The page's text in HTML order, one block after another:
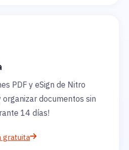
PDF y eSign de Nitro
documentos sin
14 días!
gratuita